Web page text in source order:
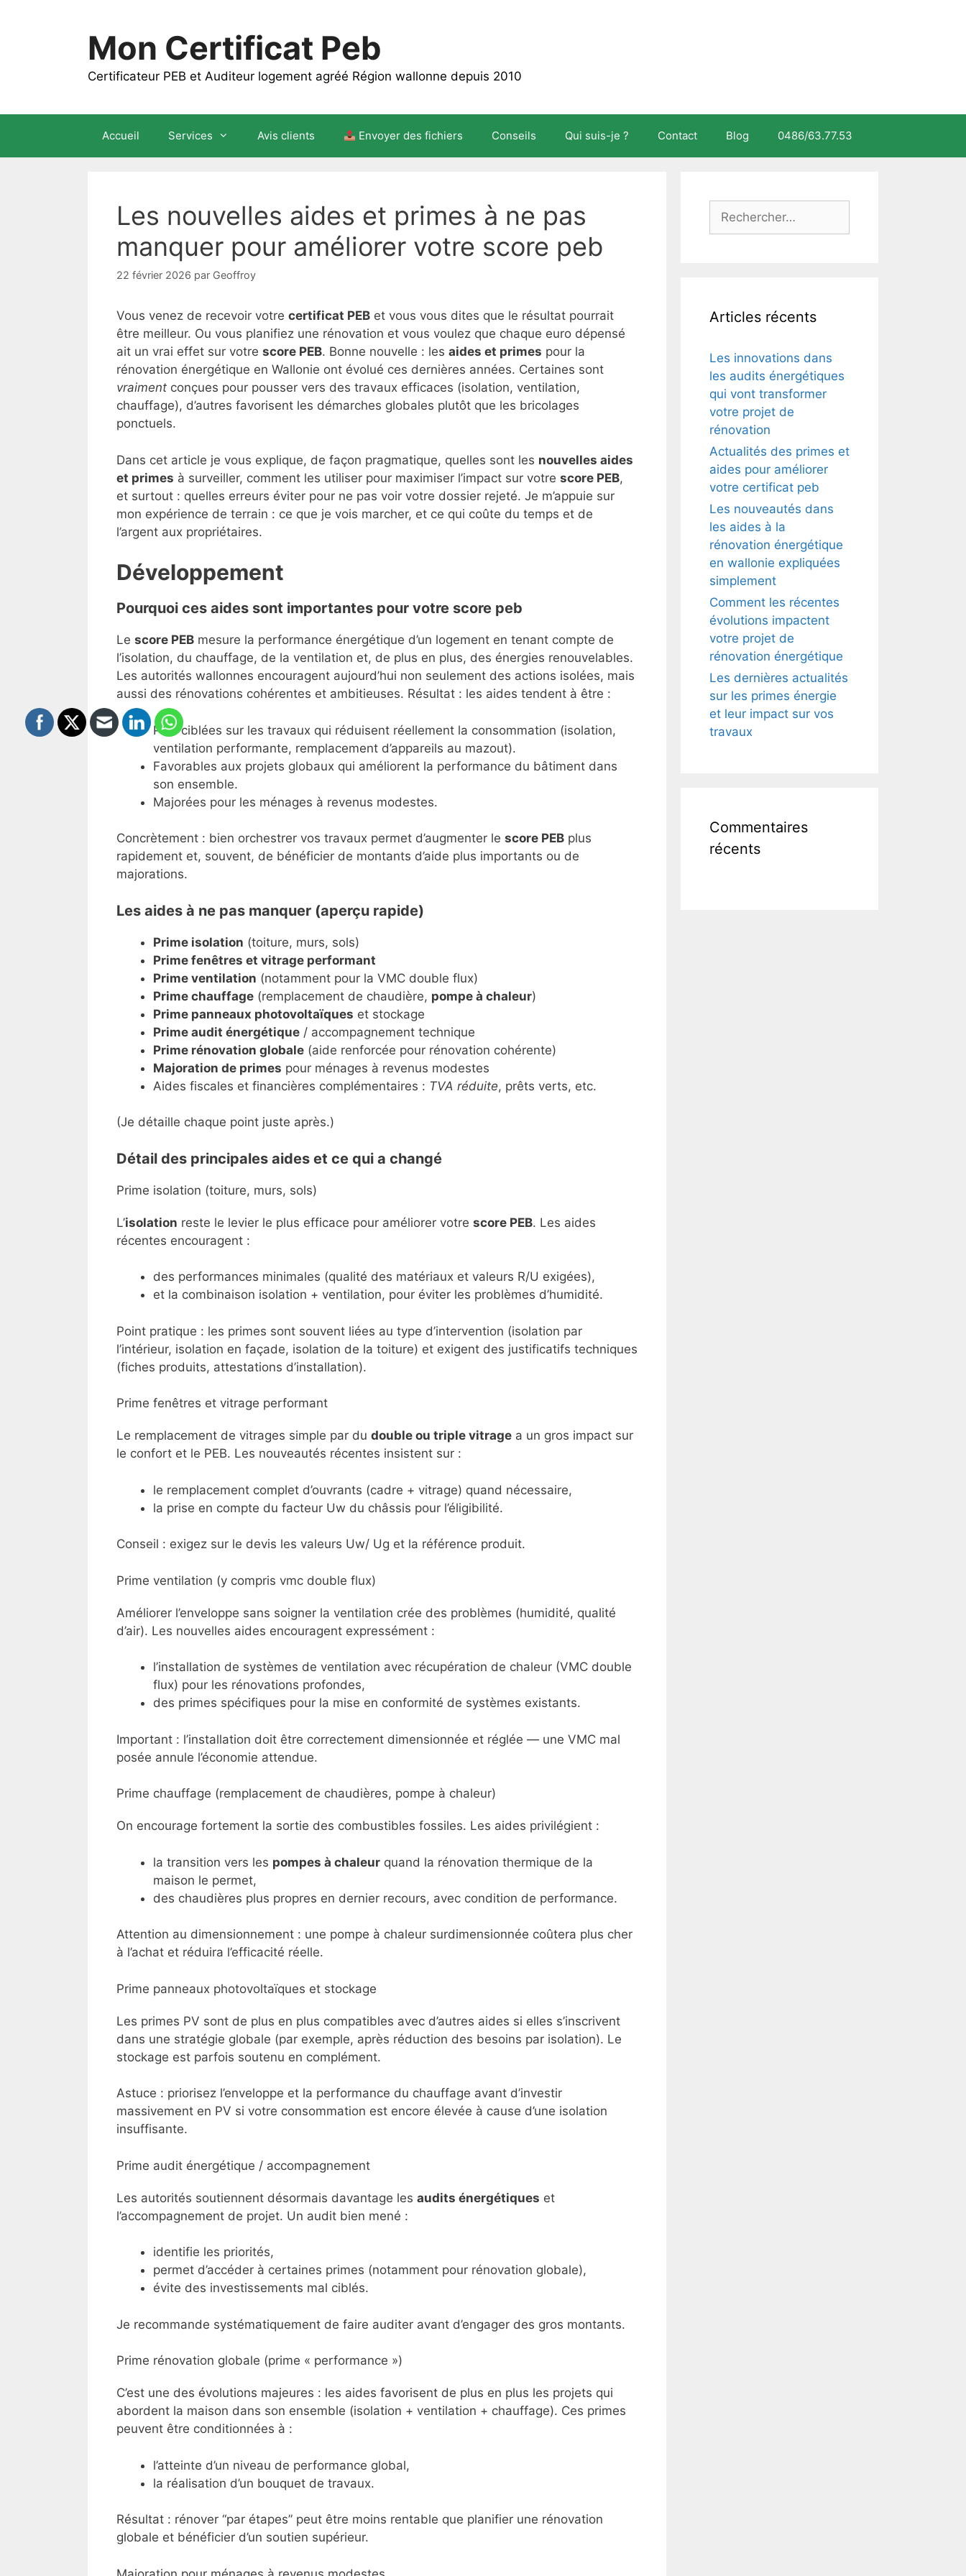
Mon Certificat Peb
Certificateur PEB et Auditeur logement agréé Région wallonne depuis 2010
Accueil Services Avis clients Envoyer des fichiers Conseils Qui suis-je ? Contact Blog 0486/63.77.53
Les nouvelles aides et primes à ne pas
manquer pour améliorer votre score peb
22 février 2026 par Geoffroy
Vous venez de recevoir votre certificat PEB et vous vous dites que le résultat pourrait
être meilleur. Ou vous planifiez une rénovation et vous voulez que chaque euro dépensé
ait un vrai effet sur votre score PEB. Bonne nouvelle : les aides et primes pour la
rénovation énergétique en Wallonie ont évolué ces dernières années. Certaines sont
vraiment conçues pour pousser vers des travaux efficaces (isolation, ventilation,
chauffage), d’autres favorisent les démarches globales plutôt que les bricolages
ponctuels.
Dans cet article je vous explique, de façon pragmatique, quelles sont les nouvelles aides
et primes à surveiller, comment les utiliser pour maximiser l’impact sur votre score PEB,
et surtout : quelles erreurs éviter pour ne pas voir votre dossier rejeté. Je m’appuie sur
mon expérience de terrain : ce que je vois marcher, et ce qui coûte du temps et de
l’argent aux propriétaires.
Développement
Pourquoi ces aides sont importantes pour votre score peb
Le score PEB mesure la performance énergétique d’un logement en tenant compte de
l’isolation, du chauffage, de la ventilation et, de plus en plus, des énergies renouvelables.
Les autorités wallonnes encouragent aujourd’hui non seulement des actions isolées, mais
aussi des rénovations cohérentes et ambitieuses. Résultat : les aides tendent à être :
Plus ciblées sur les travaux qui réduisent réellement la consommation (isolation,
ventilation performante, remplacement d’appareils au mazout).
Favorables aux projets globaux qui améliorent la performance du bâtiment dans
son ensemble.
Majorées pour les ménages à revenus modestes.
Concrètement : bien orchestrer vos travaux permet d’augmenter le score PEB plus
rapidement et, souvent, de bénéficier de montants d’aide plus importants ou de
majorations.
Les aides à ne pas manquer (aperçu rapide)
Prime isolation (toiture, murs, sols)
Prime fenêtres et vitrage performant
Prime ventilation (notamment pour la VMC double flux)
Prime chauffage (remplacement de chaudière, pompe à chaleur)
Prime panneaux photovoltaïques et stockage
Prime audit énergétique / accompagnement technique
Prime rénovation globale (aide renforcée pour rénovation cohérente)
Majoration de primes pour ménages à revenus modestes
Aides fiscales et financières complémentaires : TVA réduite, prêts verts, etc.
(Je détaille chaque point juste après.)
Détail des principales aides et ce qui a changé
Prime isolation (toiture, murs, sols)
L’isolation reste le levier le plus efficace pour améliorer votre score PEB. Les aides
récentes encouragent :
des performances minimales (qualité des matériaux et valeurs R/U exigées),
et la combinaison isolation + ventilation, pour éviter les problèmes d’humidité.
Point pratique : les primes sont souvent liées au type d’intervention (isolation par
l’intérieur, isolation en façade, isolation de la toiture) et exigent des justificatifs techniques
(fiches produits, attestations d’installation).
Prime fenêtres et vitrage performant
Le remplacement de vitrages simple par du double ou triple vitrage a un gros impact sur
le confort et le PEB. Les nouveautés récentes insistent sur :
le remplacement complet d’ouvrants (cadre + vitrage) quand nécessaire,
la prise en compte du facteur Uw du châssis pour l’éligibilité.
Conseil : exigez sur le devis les valeurs Uw/ Ug et la référence produit.
Prime ventilation (y compris vmc double flux)
Améliorer l’enveloppe sans soigner la ventilation crée des problèmes (humidité, qualité
d’air). Les nouvelles aides encouragent expressément :
l’installation de systèmes de ventilation avec récupération de chaleur (VMC double
flux) pour les rénovations profondes,
des primes spécifiques pour la mise en conformité de systèmes existants.
Important : l’installation doit être correctement dimensionnée et réglée — une VMC mal
posée annule l’économie attendue.
Prime chauffage (remplacement de chaudières, pompe à chaleur)
On encourage fortement la sortie des combustibles fossiles. Les aides privilégient :
la transition vers les pompes à chaleur quand la rénovation thermique de la
maison le permet,
des chaudières plus propres en dernier recours, avec condition de performance.
Attention au dimensionnement : une pompe à chaleur surdimensionnée coûtera plus cher
à l’achat et réduira l’efficacité réelle.
Prime panneaux photovoltaïques et stockage
Les primes PV sont de plus en plus compatibles avec d’autres aides si elles s’inscrivent
dans une stratégie globale (par exemple, après réduction des besoins par isolation). Le
stockage est parfois soutenu en complément.
Astuce : priorisez l’enveloppe et la performance du chauffage avant d’investir
massivement en PV si votre consommation est encore élevée à cause d’une isolation
insuffisante.
Prime audit énergétique / accompagnement
Les autorités soutiennent désormais davantage les audits énergétiques et
l’accompagnement de projet. Un audit bien mené :
identifie les priorités,
permet d’accéder à certaines primes (notamment pour rénovation globale),
évite des investissements mal ciblés.
Je recommande systématiquement de faire auditer avant d’engager des gros montants.
Prime rénovation globale (prime « performance »)
C’est une des évolutions majeures : les aides favorisent de plus en plus les projets qui
abordent la maison dans son ensemble (isolation + ventilation + chauffage). Ces primes
peuvent être conditionnées à :
l’atteinte d’un niveau de performance global,
la réalisation d’un bouquet de travaux.
Résultat : rénover “par étapes” peut être moins rentable que planifier une rénovation
globale et bénéficier d’un soutien supérieur.
Rechercher :
Articles récents
Les innovations dans
les audits énergétiques
qui vont transformer
votre projet de
rénovation
Actualités des primes et
aides pour améliorer
votre certificat peb
Les nouveautés dans
les aides à la
rénovation énergétique
en wallonie expliquées
simplement
Comment les récentes
évolutions impactent
votre projet de
rénovation énergétique
Les dernières actualités
sur les primes énergie
et leur impact sur vos
travaux
Commentaires
récents